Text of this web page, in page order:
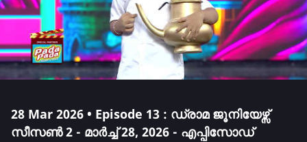
28 Mar 2026 • Episode 13 : ഡ്രാമ ജൂനിയേഴ്സ്
സീസൺ 2 - മാർച്ച് 28, 2026 - എപ്പിസോഡ്